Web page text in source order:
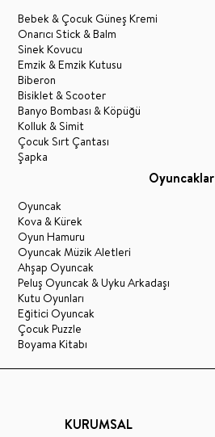
Bebek & Çocuk Güneş Kremi
Onarıcı Stick & Balm
Sinek Kovucu
Emzik & Emzik Kutusu
Biberon
Bisiklet & Scooter
Banyo Bombası & Köpüğü
Kolluk & Simit
Çocuk Sırt Çantası
Şapka
Oyuncaklar
Oyuncak
Kova & Kürek
Oyun Hamuru
Oyuncak Müzik Aletleri
Ahşap Oyuncak
Peluş Oyuncak & Uyku Arkadaşı
Kutu Oyunları
Eğitici Oyuncak
Çocuk Puzzle
Boyama Kitabı
KURUMSAL